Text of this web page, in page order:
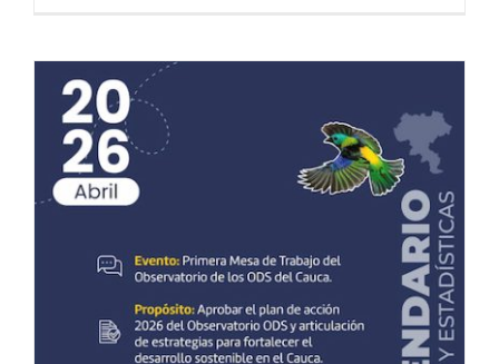
de
cursos
del
DANE
para
2026